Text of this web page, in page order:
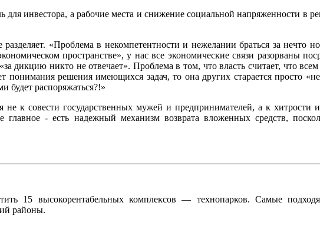
инвестора, а рабочие места и снижение социальной напряженности в
«Проблема в некомпетентности и нежелании браться за нечто
пространстве», у нас все экономические связи разорваны
дикцию никто не отвечает». Проблема в том, что власть считает, что
понимания решения имеющихся задач, то она других старается просто
будет распоряжаться?!»
к совести государственных мужей и предпринимателей, а к хитрости
главное - есть надежный механизм возврата вложенных средств,
15 высокорентабельных комплексов — технопарков. Самые
районы.